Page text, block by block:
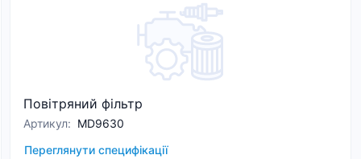
Повітряний фільтр
Артикул: MD9630
Переглянути специфікації